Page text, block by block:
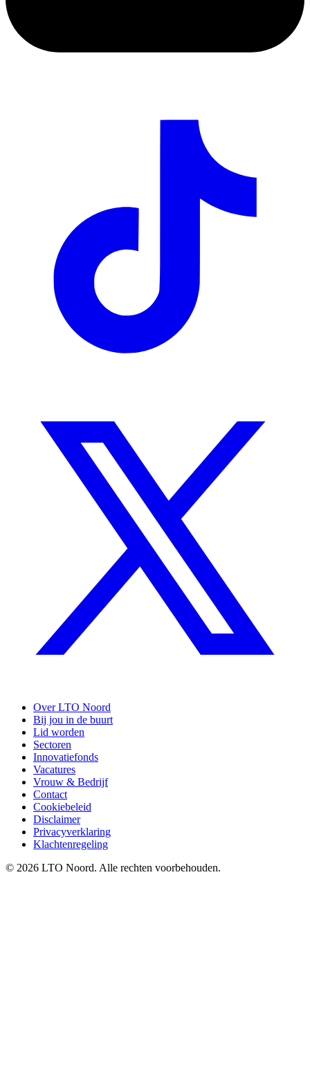
Over LTO Noord
Bij jou in de buurt
Lid worden
Sectoren
Innovatiefonds
Vacatures
Vrouw & Bedrijf
Contact
Cookiebeleid
Disclaimer
Privacyverklaring
Klachtenregeling
© 2026 LTO Noord. Alle rechten voorbehouden.